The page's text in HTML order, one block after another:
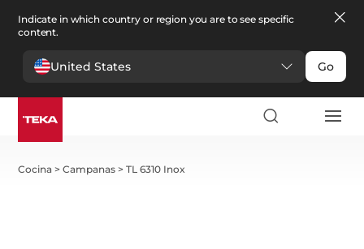
Indicate in which country or region you are to see specific
content.
United States Go
Cocina >Campanas >TL 6310 Inox